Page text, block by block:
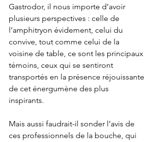
Gastrodor, il nous importe d’avoir
plusieurs perspectives : celle de
l’amphitryon évidement, celui du
convive, tout comme celui de la
voisine de table, ce sont les principaux
témoins, ceux qui se sentiront
transportés en la présence réjouissante
de cet énergumène des plus
inspirants.
Mais aussi faudrait-il sonder l’avis de
ces professionnels de la bouche, qui